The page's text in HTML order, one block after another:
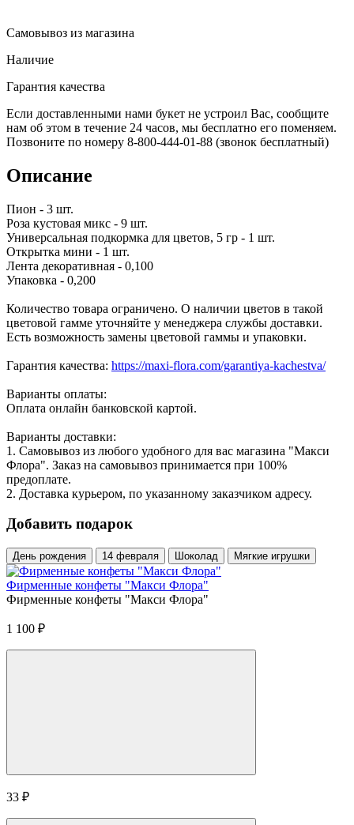
Самовывоз из магазина
Наличие
Гарантия качества
Если доставленными нами букет не устроил Вас, сообщите
нам об этом в течение 24 часов, мы бесплатно его поменяем.
Позвоните по номеру 8-800-444-01-88 (звонок бесплатный)
Описание
Пион - 3 шт.
Роза кустовая микс - 9 шт.
Универсальная подкормка для цветов, 5 гр - 1 шт.
Открытка мини - 1 шт.
Лента декоративная - 0,100
Упаковка - 0,200
Количество товара ограничено. О наличии цветов в такой
цветовой гамме уточняйте у менеджера службы доставки.
Есть возможность замены цветовой гаммы и упаковки.
Гарантия качества: https://maxi-flora.com/garantiya-kachestva/
Варианты оплаты:
Оплата онлайн банковской картой.
Варианты доставки:
1. Самовывоз из любого удобного для вас магазина "Макси
Флора". Заказ на самовывоз принимается при 100%
предоплате.
2. Доставка курьером, по указанному заказчиком адресу.
Добавить подарок
День рождения 14 февраля Шоколад Мягкие игрушки
Фирменные конфеты "Макси Флора"
Фирменные конфеты "Макси Флора"
1 100 ₽
33 ₽